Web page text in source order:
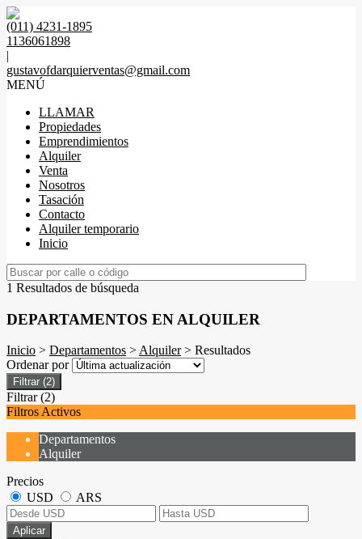
(011) 4231-1895
1136061898
|
gustavofdarquierventas@gmail.com
MENÚ
LLAMAR
Propiedades
Emprendimientos
Alquiler
Venta
Nosotros
Tasación
Contacto
Alquiler temporario
Inicio
1 Resultados de búsqueda
DEPARTAMENTOS EN ALQUILER
Inicio > Departamentos >Alquiler> Resultados
Ordenar por
Filtrar (2)
Filtrar (2)
Filtros Activos
Departamentos
Alquiler
Precios
USD
ARS
Aplicar